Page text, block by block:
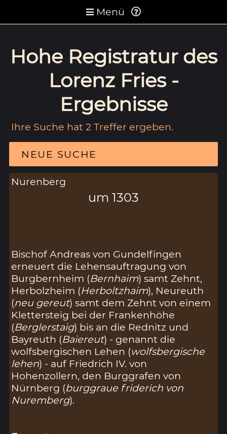
Menü
Hohe Registratur des
Lorenz Fries -
Ergebnisse
Ihre Suche hat 2 Treffer ergeben.
NEUE SUCHE
Nurenberg
um 1303
Bischof Andreas von Gundelfingen
erneuert die Lehensauftragung von
Burgbernheim (Bernhaim) samt Zehnt,
Herbolzheim (Herboltzhaim), Neureuth
(neu gereut) samt dem Zehnt von einem
Klettersteig bei der Frankenhöhe
(Berglerstaig) bis an die Rednitz und
Bayreuth (Baiereut) - genannt die
wolfsbergischen Lehen (wolfsbergische
lehen) - auf Friedrich IV. von
Hohenzollern, den Burggrafen von
Nürnberg (burggraue friderich von
Nuremberg).